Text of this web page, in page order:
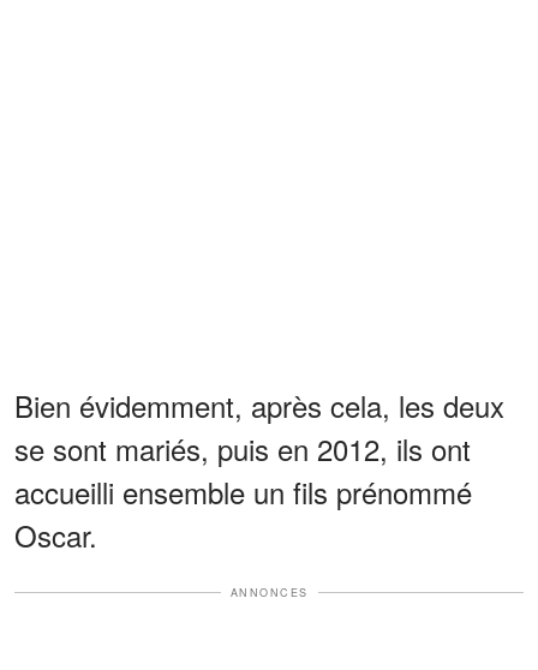
Bien évidemment, après cela, les deux
se sont mariés, puis en 2012, ils ont
accueilli ensemble un fils prénommé
Oscar.
ANNONCES